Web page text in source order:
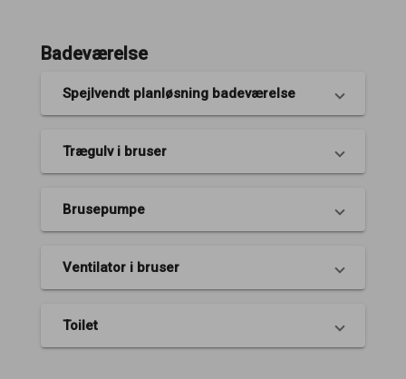
Badeværelse
Spejlvendt planløsning badeværelse
Trægulv i bruser
Brusepumpe
Ventilator i bruser
Toilet